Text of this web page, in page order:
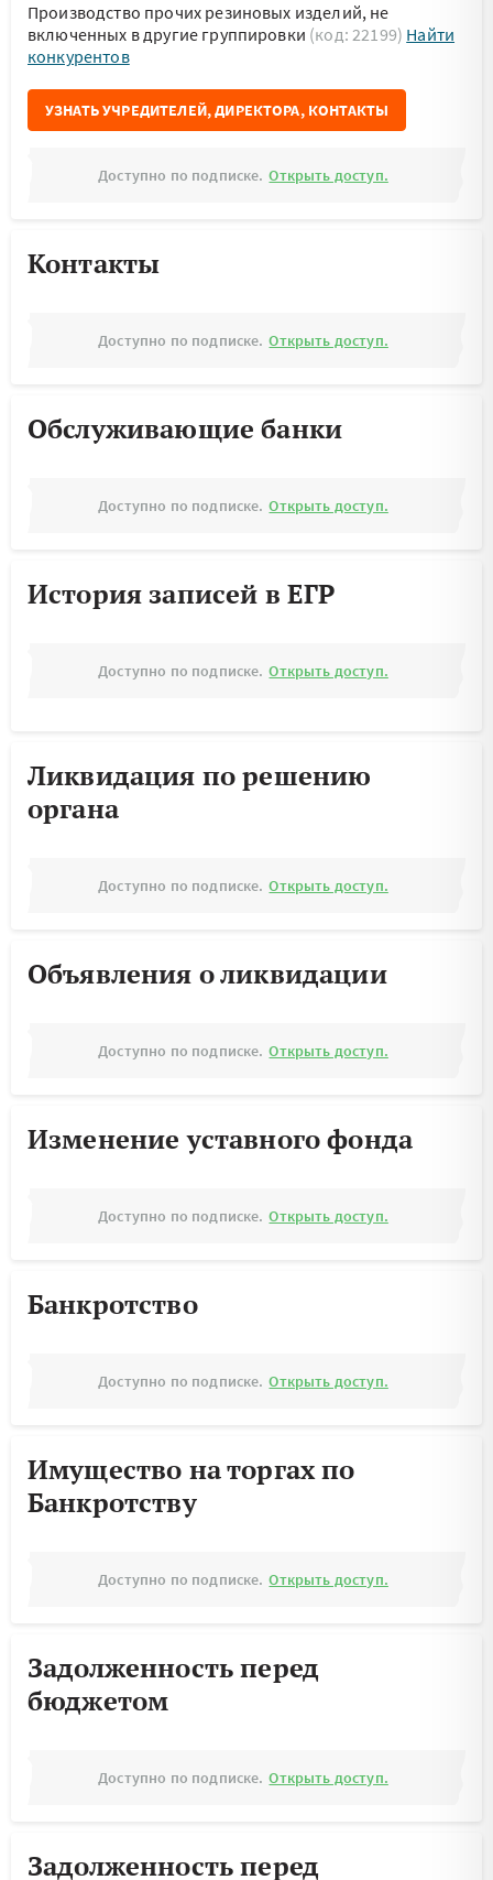
Производство прочих резиновых изделий, не
включенных в другие группировки (код: 22199) Найти
конкурентов
УЗНАТЬ УЧРЕДИТЕЛЕЙ, ДИРЕКТОРА, КОНТАКТЫ
Доступно по подписке. Открыть доступ.
Контакты
Доступно по подписке. Открыть доступ.
Обслуживающие банки
Доступно по подписке. Открыть доступ.
История записей в ЕГР
Доступно по подписке. Открыть доступ.
Ликвидация по решению
органа
Доступно по подписке. Открыть доступ.
Объявления о ликвидации
Доступно по подписке. Открыть доступ.
Изменение уставного фонда
Доступно по подписке. Открыть доступ.
Банкротство
Доступно по подписке. Открыть доступ.
Имущество на торгах по
Банкротству
Доступно по подписке. Открыть доступ.
Задолженность перед
бюджетом
Доступно по подписке. Открыть доступ.
Задолженность перед